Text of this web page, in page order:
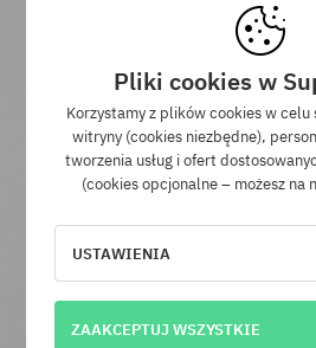
Pliki cookies w
Korzystamy z plików cookies w celu
witryny (cookies niezbędne),
tworzenia usług i ofert
(cookies opcjonalne – możesz na
USTAWIENIA
ZAAKCEPTUJ WSZYSTKIE